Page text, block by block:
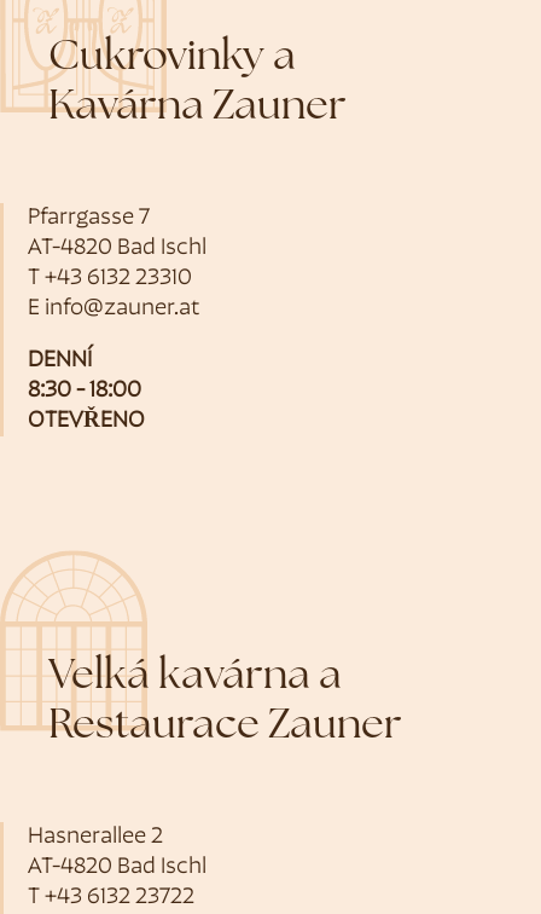
Cukrovinky a
Kavárna Zauner
Pfarrgasse 7
AT-4820 Bad Ischl
T +43 6132 23310
E info@zauner.at
DENNÍ
8:30 - 18:00
OTEVŘENO
Velká kavárna a
Restaurace Zauner
Hasnerallee 2
AT-4820 Bad Ischl
T +43 6132 23722